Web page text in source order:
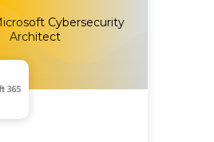
Cybersecurity
Architect